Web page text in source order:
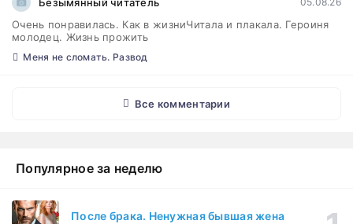
Очень понравилась. Как в жизниЧитала и плакала. Героиня
молодец. Жизнь прожить
Меня не сломать. Развод
Все комментарии
Популярное за неделю
После брака. Ненужная бывшая жена